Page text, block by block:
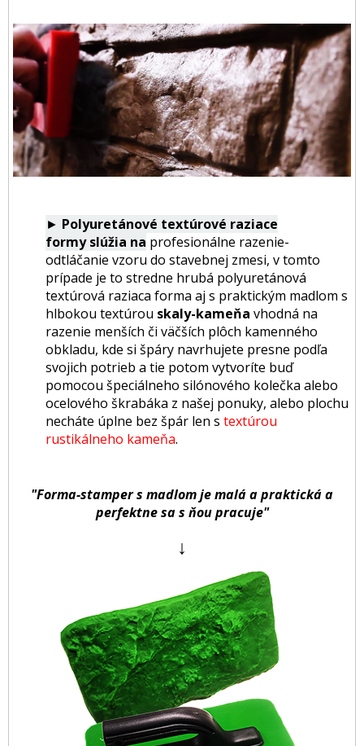
► Polyuretánové textúrové raziace
formy slúžia na profesionálne razenie-
odtláčanie vzoru do stavebnej zmesi, v tomto
prípade je to stredne hrubá polyuretánová
textúrová raziaca forma aj s praktickým madlom s
hlbokou textúrou skaly-kameňa vhodná na
razenie menších či väčších plôch kamenného
obkladu, kde si špáry navrhujete presne podľa
svojich potrieb a tie potom vytvoríte buď
pomocou špeciálneho silónového kolečka alebo
ocelového škrabáka z našej ponuky, alebo plochu
necháte úplne bez špár len s textúrou
rustikálneho kameňa.
"Forma-stamper s madlom je malá a praktická a
perfektne sa s ňou pracuje"
↓